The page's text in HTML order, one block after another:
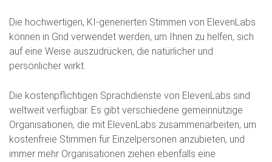
Die hochwertigen, KI-generierten Stimmen von ElevenLabs
können in Grid verwendet werden, um Ihnen zu helfen, sich
auf eine Weise auszudrücken, die natürlicher und
persönlicher wirkt.
Die kostenpflichtigen Sprachdienste von ElevenLabs sind
weltweit verfügbar. Es gibt verschiedene gemeinnützige
Organisationen, die mit ElevenLabs zusammenarbeiten, um
kostenfreie Stimmen für Einzelpersonen anzubieten, und
immer mehr Organisationen ziehen ebenfalls eine